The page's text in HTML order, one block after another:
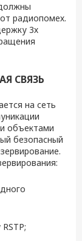
радиопомех.
3х
СВЯЗЬ
на сеть
объектами
безопасный